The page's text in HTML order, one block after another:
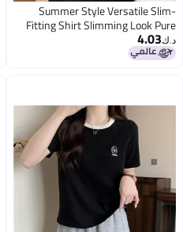
Summer Style Versatile Slim-
Fitting Shirt Slimming Look Pure
Color Mesh Top Short-Sleeved T-
Shirt Women'S Bottoming Shirt
د.ك‏4.03